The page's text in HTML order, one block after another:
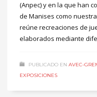
(Anpec) y en la que han
de Manises como
reúne recreaciones de
elaborados mediante
PUBLICADO EN AVEC-
EXPOSICIONES